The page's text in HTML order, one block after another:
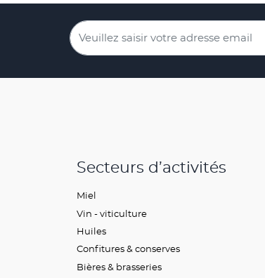
Secteurs d’activités
Miel
Vin - viticulture
Huiles
Confitures & conserves
Bières & brasseries